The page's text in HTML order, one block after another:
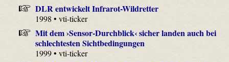
DLR entwickelt Infrarot-Wildretter
1998 • vti-ticker
Mit dem ›Sensor-Durchblick‹ sicher landen auch bei
schlechtesten Sichtbedingungen
1999 • vti-ticker